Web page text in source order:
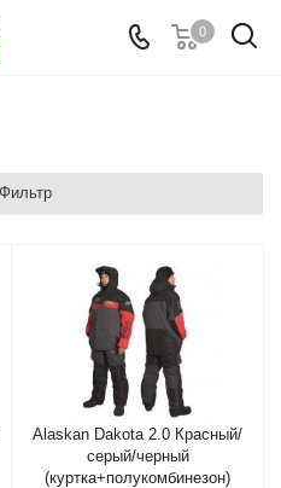
0
Фильтр
Alaskan Dakota 2.0 Красный/
серый/черный
(куртка+полукомбинезон)